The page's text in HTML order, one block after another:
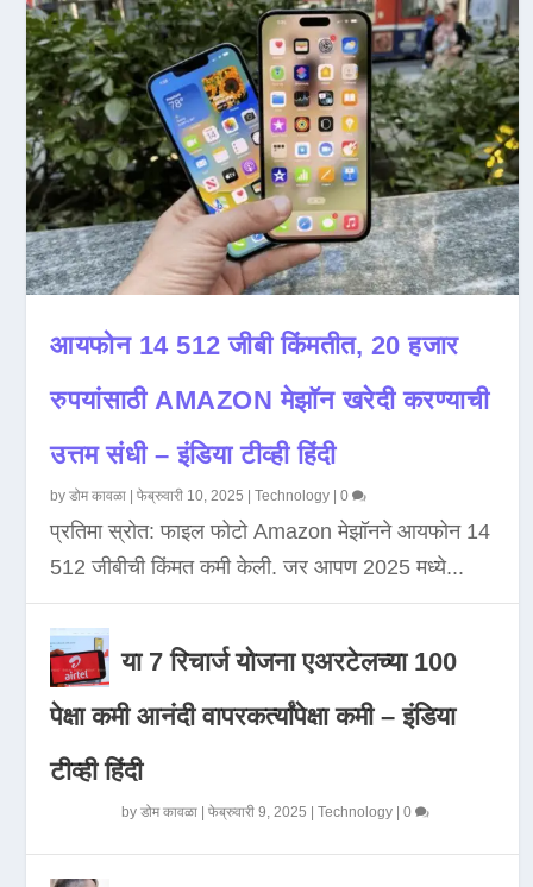
आयफोन 14 512 जीबी किंमतीत, 20 हजार
रुपयांसाठी AMAZON मेझॉन खरेदी करण्याची
उत्तम संधी – इंडिया टीव्ही हिंदी
byडोम कावळा |फेब्रुवारी 10, 2025 |Technology |0
प्रतिमा स्रोत: फाइल फोटो Amazon मेझॉनने आयफोन 14
512 जीबीची किंमत कमी केली. जर आपण 2025 मध्ये...
या 7 रिचार्ज योजना एअरटेलच्या 100
पेक्षा कमी आनंदी वापरकर्त्यांपेक्षा कमी – इंडिया
टीव्ही हिंदी
byडोम कावळा |फेब्रुवारी 9, 2025 |Technology |0